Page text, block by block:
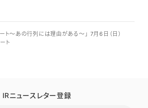
ト～あの行列には理由がある～」 7月6日（日）
ト
IRニュースレター登録